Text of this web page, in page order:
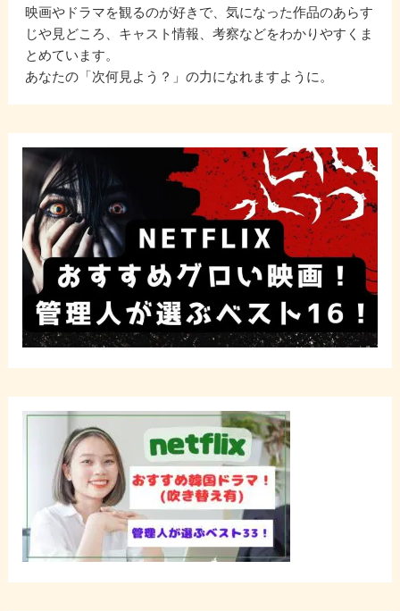
映画やドラマを観るのが好きで、気になった作品のあらす
じや見どころ、キャスト情報、考察などをわかりやすくま
とめています。
あなたの「次何見よう？」の力になれますように。